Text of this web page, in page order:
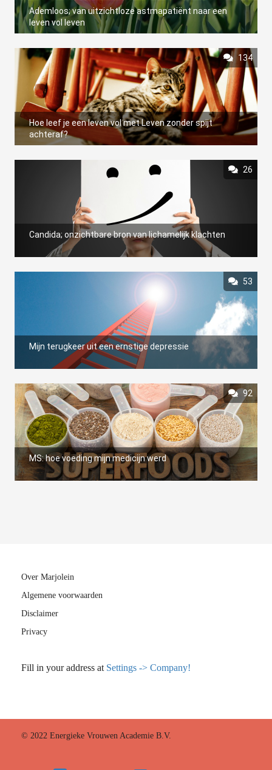
Ademloos; van uitzichtloze astmapatiënt naar een
leven vol leven
134
Hoe leef je een leven vol met Leven zonder spijt
achteraf?
26
Candida; onzichtbare bron van lichamelijk klachten
53
Mijn terugkeer uit een ernstige depressie
92
MS: hoe voeding mijn medicijn werd
Over Marjolein
Algemene voorwaarden
Disclaimer
Privacy
Fill in your address at Settings -> Company!
© 2022 Energieke Vrouwen Academie B.V.